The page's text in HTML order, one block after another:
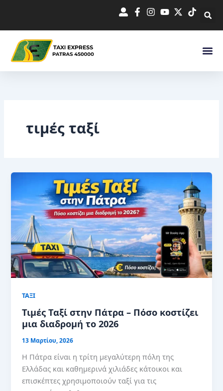
περιεχόμενο
τιμές ταξί
ΤΑΞΙ
Τιμές Ταξί στην Πάτρα – Πόσο κοστίζει
μια διαδρομή το 2026
13 Μαρτίου, 2026
Η Πάτρα είναι η τρίτη μεγαλύτερη πόλη της
Ελλάδας και καθημερινά χιλιάδες κάτοικοι και
επισκέπτες χρησιμοποιούν ταξί για τις